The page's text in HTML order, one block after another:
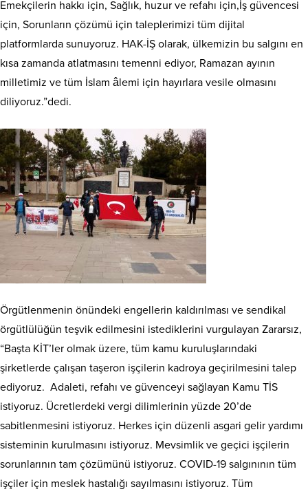
Emekçilerin hakkı için, Sağlık, huzur ve refahı için,İş güvencesi
için, Sorunların çözümü için taleplerimizi tüm dijital
platformlarda sunuyoruz. HAK-İŞ olarak, ülkemizin bu salgını en
kısa zamanda atlatmasını temenni ediyor, Ramazan ayının
milletimiz ve tüm İslam âlemi için hayırlara vesile olmasını
diliyoruz.”dedi.
Örgütlenmenin önündeki engellerin kaldırılması ve sendikal
örgütlülüğün teşvik edilmesini istediklerini vurgulayan Zararsız,
“Başta KİT’ler olmak üzere, tüm kamu kuruluşlarındaki
şirketlerde çalışan taşeron işçilerin kadroya geçirilmesini talep
ediyoruz. Adaleti, refahı ve güvenceyi sağlayan Kamu TİS
istiyoruz. Ücretlerdeki vergi dilimlerinin yüzde 20’de
sabitlenmesini istiyoruz. Herkes için düzenli asgari gelir yardımı
sisteminin kurulmasını istiyoruz. Mevsimlik ve geçici işçilerin
sorunlarının tam çözümünü istiyoruz. COVID-19 salgınının tüm
işçiler için meslek hastalığı sayılmasını istiyoruz. Tüm